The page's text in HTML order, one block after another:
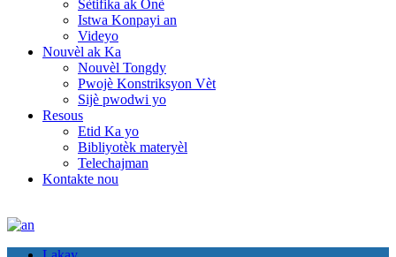
Sètifika ak Onè
Istwa Konpayi an
Videyo
Nouvèl ak Ka
Nouvèl Tongdy
Pwojè Konstriksyon Vèt
Sijè pwodwi yo
Resous
Etid Ka yo
Bibliyotèk materyèl
Telechajman
Kontakte nou